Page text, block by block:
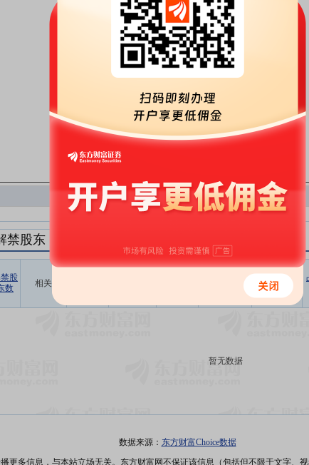
禁股东
股
数
相关
实际解禁市值
占总市值比
例(%)
暂无数据
数据来源： 东方财富Choice数据
更多信息，与本站立场无关。东方财富网不保证该信息（包括但不限于文字、